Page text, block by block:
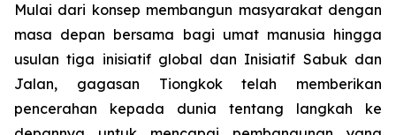
Mulai dari konsep membangun masyarakat dengan
masa depan bersama bagi umat manusia hingga
usulan tiga inisiatif global dan Inisiatif Sabuk dan
Jalan, gagasan Tiongkok telah memberikan
pencerahan kepada dunia tentang langkah ke